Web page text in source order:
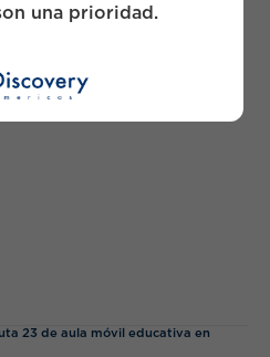
una prioridad.
23 de aula móvil educativa en